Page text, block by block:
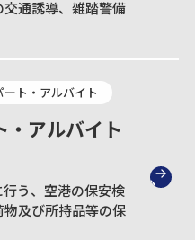
通誘導、雑踏警備
ート・アルバイト
・アルバイト
う、空港の保安検
及び所持品等の保